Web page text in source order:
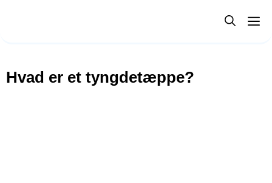
Hvad er et tyngdetæppe?